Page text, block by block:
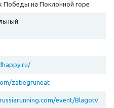
Победы на Поклонной горе
zabegruneat
event/Blagotv